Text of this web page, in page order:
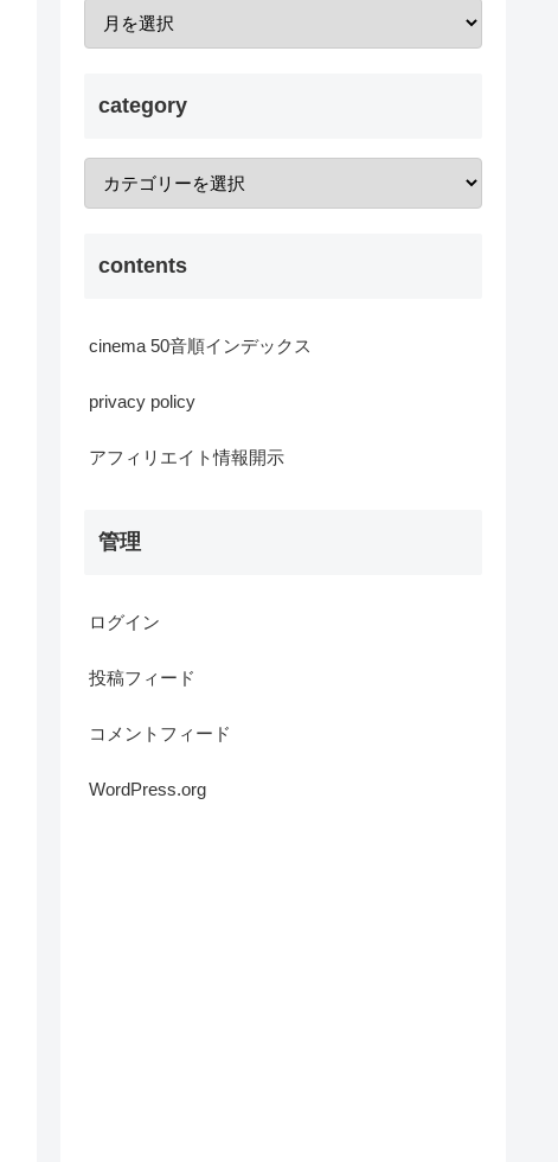
category
contents
cinema 50音順インデックス
privacy policy
アフィリエイト情報開示
管理
ログイン
投稿フィード
コメントフィード
WordPress.org